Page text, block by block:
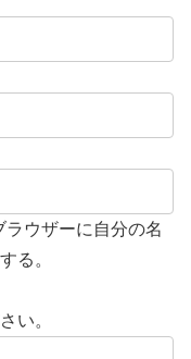
ウザーに自分の名
る。
い。